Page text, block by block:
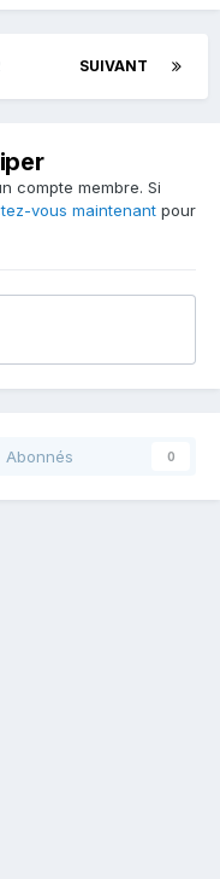
SUIVANT
compte membre. Si
vous maintenant pour
Abonnés 0